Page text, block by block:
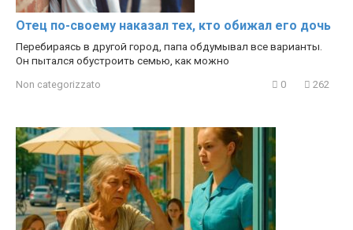
Отец по-своему наказал тех, кто обижал его дочь
Перебираясь в другой город, папа обдумывал все варианты.
Он пытался обустроить семью, как можно
Non categorizzato 0 262